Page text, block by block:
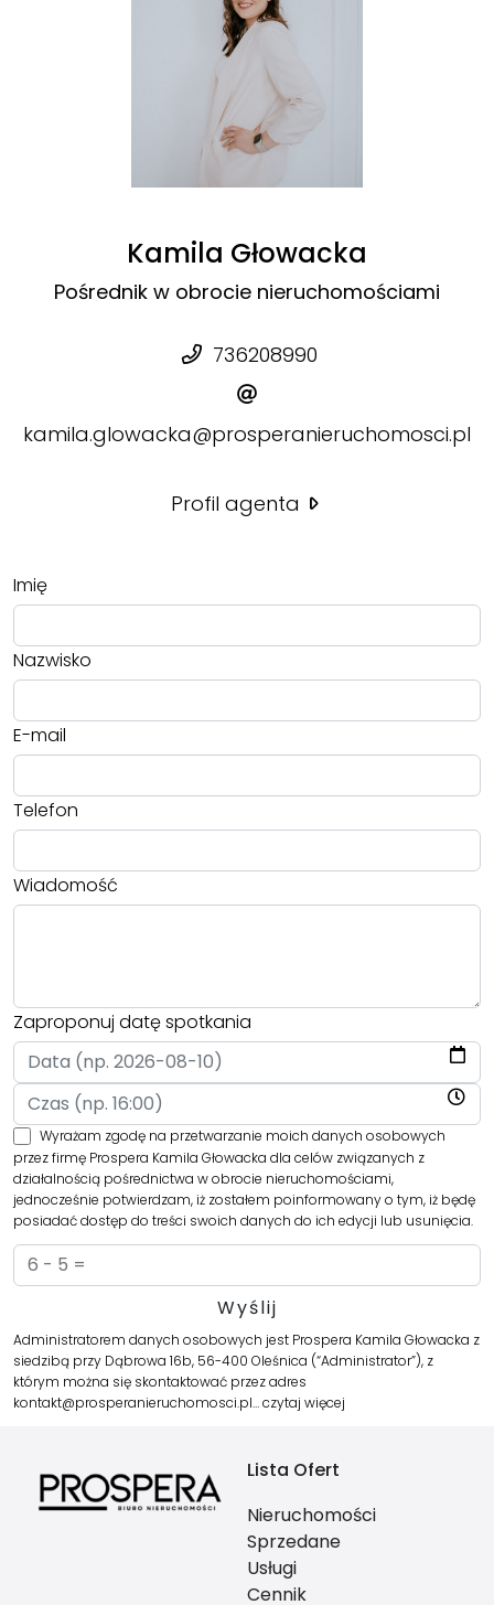
Kamila Głowacka
Pośrednik w obrocie nieruchomościami
736208990
kamila.glowacka@prosperanieruchomosci.pl
Profil agenta
Imię
Nazwisko
E-mail
Telefon
Wiadomość
Zaproponuj datę spotkania
Wyrażam zgodę na przetwarzanie moich danych osobowych
przez firmę Prospera Kamila Głowacka dla celów związanych z
działalnością pośrednictwa w obrocie nieruchomościami,
jednocześnie potwierdzam, iż zostałem poinformowany o tym, iż będę
posiadać dostęp do treści swoich danych do ich edycji lub usunięcia.
Administratorem danych osobowych jest Prospera Kamila Głowacka z
siedzibą przy Dąbrowa 16b, 56-400 Oleśnica (“Administrator”), z
którym można się skontaktować przez adres
kontakt@prosperanieruchomosci.pl…czytaj więcej
Lista Ofert
Nieruchomości
Sprzedane
Usługi
Cennik